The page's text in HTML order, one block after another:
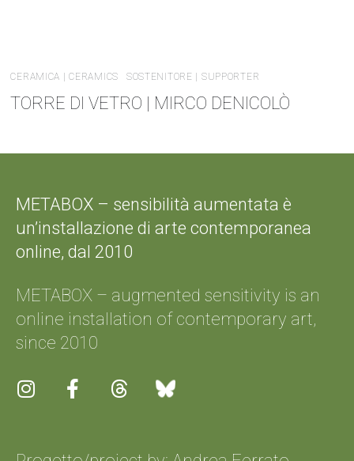
CERAMICA | CERAMICS SOSTENITORE | SUPPORTER
TORRE DI VETRO | MIRCO DENICOLÒ
METABOX – sensibilità aumentata è
un’installazione di arte contemporanea
online, dal 2010
METABOX – augmented sensitivity is an
online installation of contemporary art,
since 2010